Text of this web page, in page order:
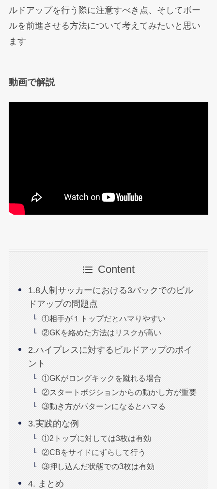
ルドアップを行う際に注意すべき点、そしてボー
ルを前進させる方法について考えてみたいと思い
ます
動画で解説
Content
1.8人制サッカーにおける3バックでのビル
ドアップの問題点
①相手が１トップだとハマりやすい
②GKを絡めた方法はリスクが高い
2.ハイプレスに対するビルドアップのポイ
ント
①GKがロングキックを蹴れる場合
②スタートポジションからの動かし方が重要
③動き方がパターンになるとハマる
3.実践的な例
①2トップに対しては3枚は有効
②CBをサイドにずらして行う
③押し込んだ状態での3枚は有効
4. まとめ